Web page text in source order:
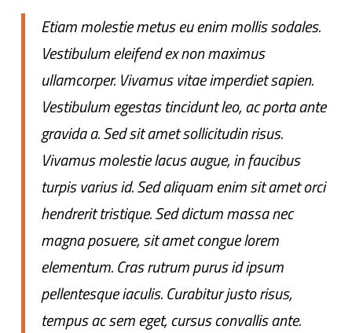
Etiam molestie metus eu enim mollis sodales.
Vestibulum eleifend ex non maximus
ullamcorper. Vivamus vitae imperdiet sapien.
Vestibulum egestas tincidunt leo, ac porta ante
gravida a. Sed sit amet sollicitudin risus.
Vivamus molestie lacus augue, in faucibus
turpis varius id. Sed aliquam enim sit amet orci
hendrerit tristique. Sed dictum massa nec
magna posuere, sit amet congue lorem
elementum. Cras rutrum purus id ipsum
pellentesque iaculis. Curabitur justo risus,
tempus ac sem eget, cursus convallis ante.